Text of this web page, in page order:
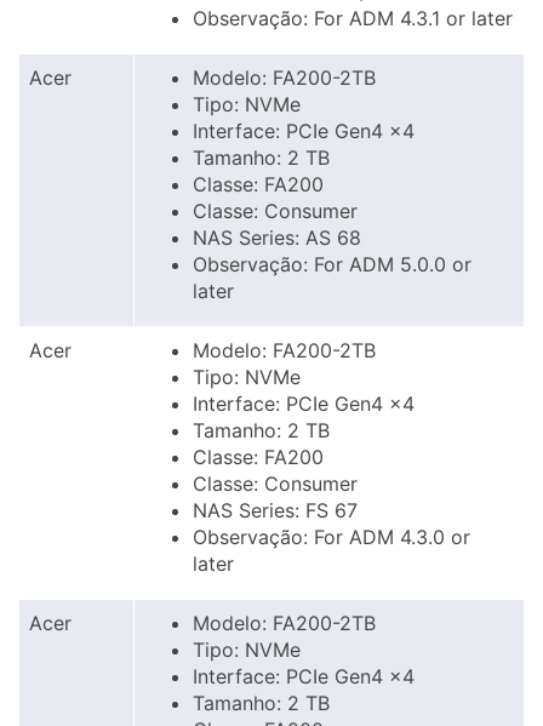
Observação: For ADM 4.3.1 or later
Acer
Modelo: FA200-2TB
Tipo: NVMe
Interface: PCIe Gen4 x4
Tamanho: 2 TB
Classe: FA200
Classe: Consumer
NAS Series: AS 68
Observação: For ADM 5.0.0 or
later
Acer
Modelo: FA200-2TB
Tipo: NVMe
Interface: PCIe Gen4 x4
Tamanho: 2 TB
Classe: FA200
Classe: Consumer
NAS Series: FS 67
Observação: For ADM 4.3.0 or
later
Acer
Modelo: FA200-2TB
Tipo: NVMe
Interface: PCIe Gen4 x4
Tamanho: 2 TB